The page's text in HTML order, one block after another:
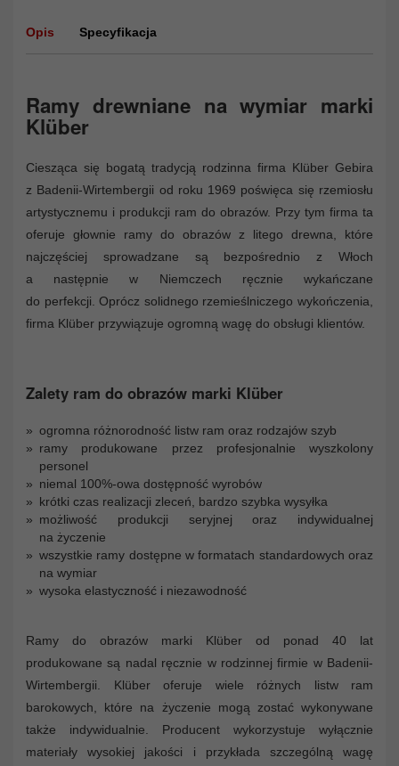
Opis Specyfikacja
Ramy drewniane na wymiar marki
Klüber
Ciesząca się bogatą tradycją rodzinna firma Klüber Gebira
z Badenii-Wirtembergii od roku 1969 poświęca się rzemiosłu
artystycznemu i produkcji ram do obrazów. Przy tym firma ta
oferuje głownie ramy do obrazów z litego drewna, które
najczęściej sprowadzane są bezpośrednio z Włoch
a następnie w Niemczech ręcznie wykańczane
do perfekcji. Oprócz solidnego rzemieślniczego wykończenia,
firma Klüber przywiązuje ogromną wagę do obsługi klientów.
Zalety ram do obrazów marki Klüber
ogromna różnorodność listw ram oraz rodzajów szyb
ramy produkowane przez profesjonalnie wyszkolony
personel
niemal 100%-owa dostępność wyrobów
krótki czas realizacji zleceń, bardzo szybka wysyłka
możliwość produkcji seryjnej oraz indywidualnej
na życzenie
wszystkie ramy dostępne w formatach standardowych oraz
na wymiar
wysoka elastyczność i niezawodność
Ramy do obrazów marki Klüber od ponad 40 lat
produkowane są nadal ręcznie w rodzinnej firmie w Badenii-
Wirtembergii. Klüber oferuje wiele różnych listw ram
barokowych, które na życzenie mogą zostać wykonywane
także indywidualnie. Producent wykorzystuje wyłącznie
materiały wysokiej jakości i przykłada szczególną wagę